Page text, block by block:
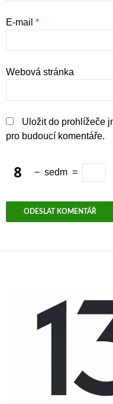
E-mail *
Webová stránka
Uložit do prohlížeče
pro budoucí komentáře.
− sedm =